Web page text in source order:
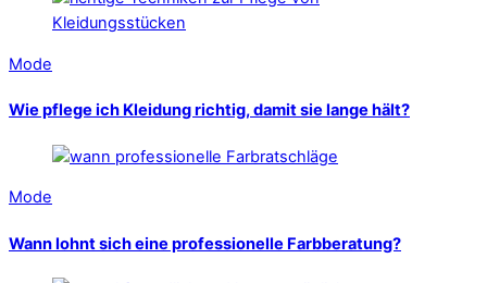
Mode
Wie pflege ich Kleidung richtig, damit sie lange hält?
Mode
Wann lohnt sich eine professionelle Farbberatung?